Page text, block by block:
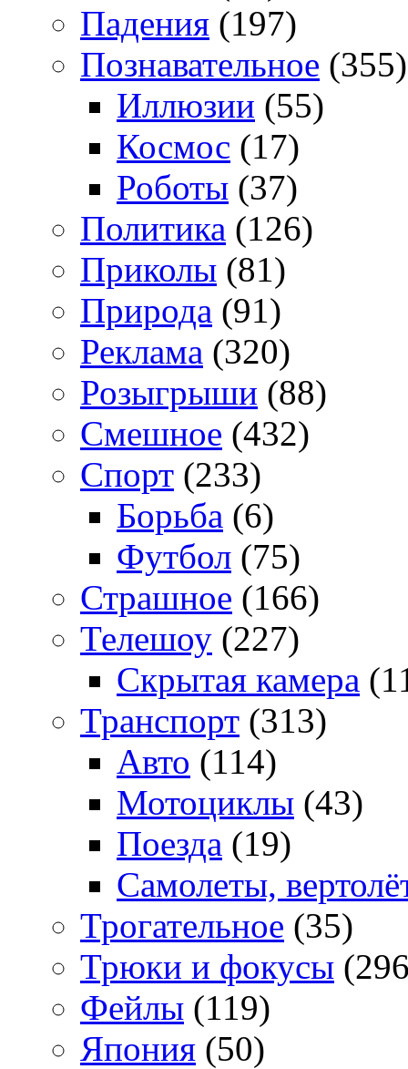
Падения (197)
Познавательное (355)
Иллюзии (55)
Космос (17)
Роботы (37)
Политика (126)
Приколы (81)
Природа (91)
Реклама (320)
Розыгрыши (88)
Смешное (432)
Спорт (233)
Борьба (6)
Футбол (75)
Страшное (166)
Телешоу (227)
Скрытая камера
Транспорт (313)
Авто (114)
Мотоциклы (43)
Поезда (19)
Самолеты,
Трогательное (35)
Трюки и фокусы
Фейлы (119)
Япония (50)